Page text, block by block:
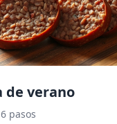
de verano
6 pasos